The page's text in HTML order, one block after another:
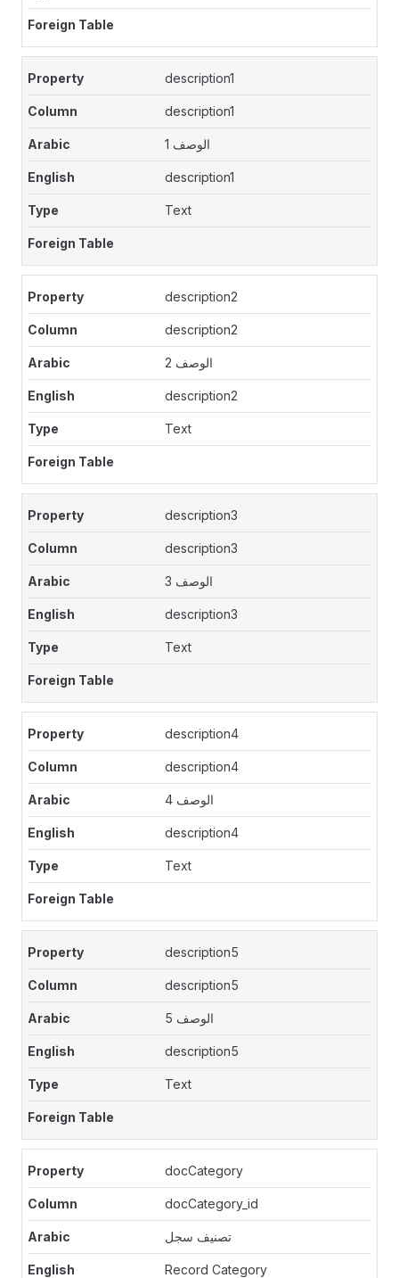
description1
description1
الوصف 1
description1
Text
description2
description2
الوصف 2
description2
Text
description3
description3
الوصف 3
description3
Text
description4
description4
الوصف 4
description4
Text
description5
description5
الوصف 5
description5
Text
docCategory
docCategory_id
تصنيف سجل
Record Category